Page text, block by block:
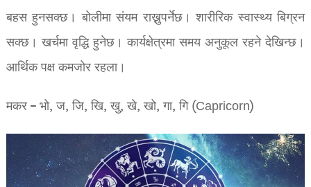
बहस हुनसक्छ। बोलीमा संयम राख्नुपर्नेछ। शारीरिक स्वास्थ्य बिग्रन
सक्छ। खर्चमा वृद्धि हुनेछ। कार्यक्षेत्रमा समय अनुकूल रहने देखिन्छ।
आर्थिक पक्ष कमजोर रहला।
मकर – भो, ज, जि, खि, खु, खे, खो, गा, गि (Capricorn)